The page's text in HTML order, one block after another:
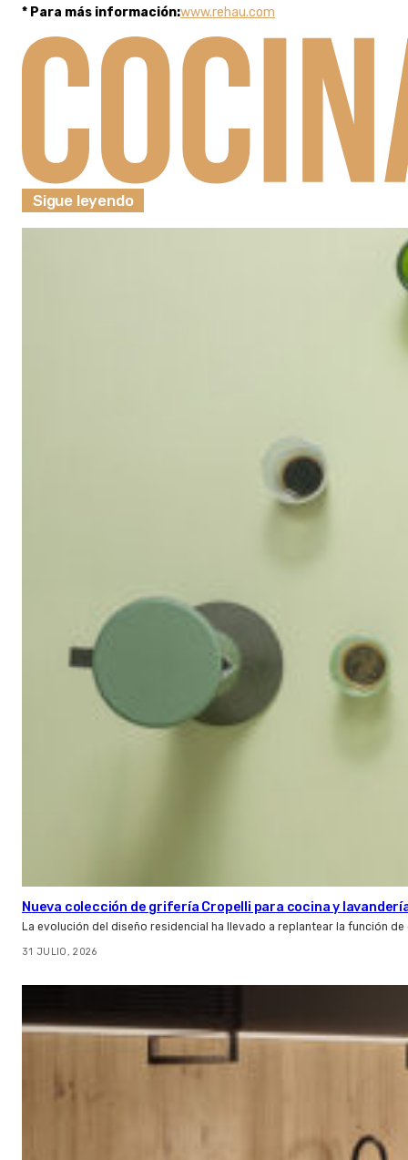
* Para más información:www.rehau.com
Sigue leyendo
Nueva colección de grifería Cropelli para cocina y
La evolución del diseño residencial ha llevado a replantear la función
31 JULIO, 2026